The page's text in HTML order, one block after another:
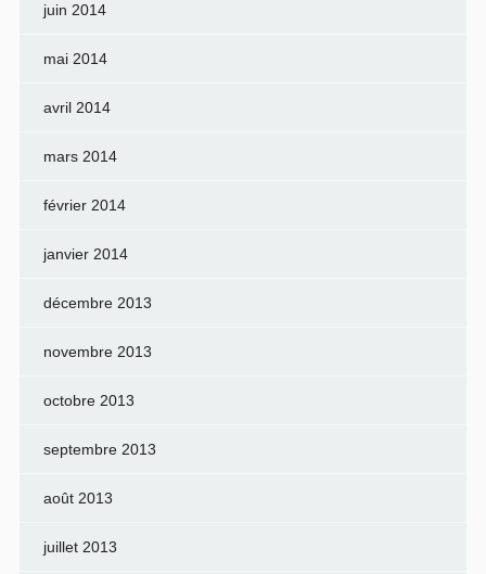
juin 2014
mai 2014
avril 2014
mars 2014
février 2014
janvier 2014
décembre 2013
novembre 2013
octobre 2013
septembre 2013
août 2013
juillet 2013